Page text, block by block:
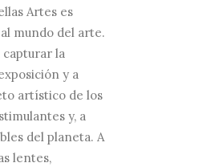
Artes es
mundo del arte.
capturar la
y a
artístico de los
y, a
del planeta. A
lentes,